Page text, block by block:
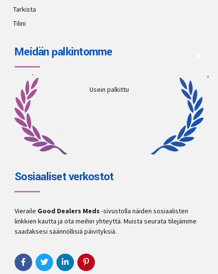
Tarkista
Tilini
Meidän palkintomme
Usein palkittu
Sosiaaliset verkostot
Vieraile Good Dealers Meds -sivustolla näiden sosiaalisten
linkkien kautta ja ota meihin yhteyttä. Muista seurata tilejämme
saadaksesi säännöllisiä päivityksiä.